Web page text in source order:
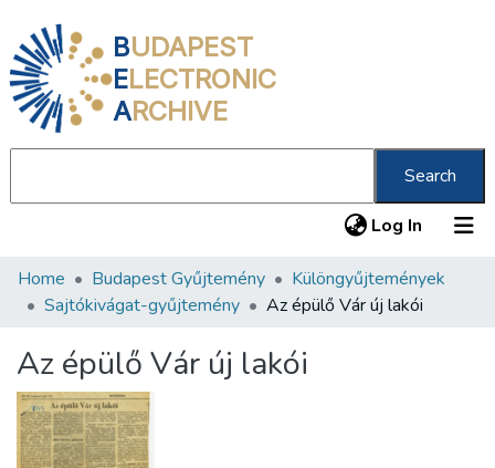
BUDAPEST
ELECTRONIC
ARCHIVE
Search
Log In (current)
Communities & Collections
Statistics
About us
Home Budapest Gyűjtemény
Különgyűjtemények
Sajtókivágat-gyűjtemény
Az épülő Vár új lakói
Az épülő Vár új lakói